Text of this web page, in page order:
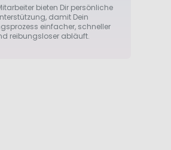
bieten Dir persönliche
damit Dein
einfacher, schneller
reibungsloser abläuft.